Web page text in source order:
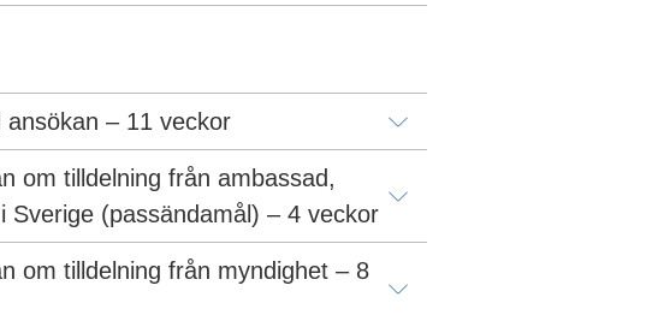
– 11 veckor
om tilldelning från ambassad,
Sverige (passändamål) – 4 veckor
om tilldelning från myndighet – 8